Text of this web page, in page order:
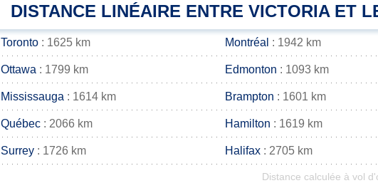
DISTANCE LINÉAIRE ENTRE VICTORIA ET
Toronto : 1625 km Montréal : 1942 km
Ottawa : 1799 km Edmonton : 1093 km
Mississauga : 1614 km Brampton : 1601 km
Québec : 2066 km Hamilton : 1619 km
Surrey : 1726 km Halifax : 2705 km
Distance calculée à vol